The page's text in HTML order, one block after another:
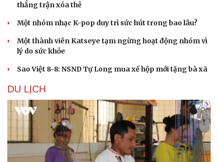
thắng trận xóa thẻ
Một nhóm nhạc K-pop duy trì sức hút trong bao lâu?
Một thành viên Katseye tạm ngừng hoạt động nhóm vì
lý do sức khỏe
Sao Việt 8-8: NSND Tự Long mua xế hộp mới tặng bà xã
DU LỊCH